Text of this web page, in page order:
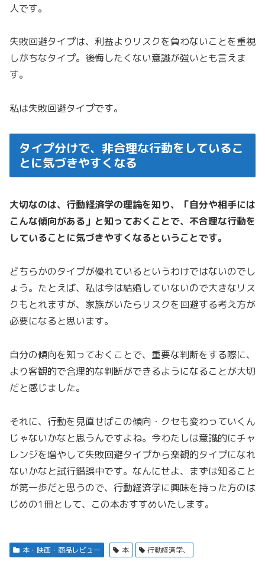
人です。
失敗回避タイプは、利益よりリスクを負わないことを重視
しがちなタイプ。後悔したくない意識が強いとも言えま
す。
私は失敗回避タイプです。
タイプ分けで、非合理な行動をしているこ
とに気づきやすくなる
大切なのは、行動経済学の理論を知り、「自分や相手には
こんな傾向がある」と知っておくことで、不合理な行動を
していることに気づきやすくなるということです。
どちらかのタイプが優れているというわけではないのでし
ょう。たとえば、私は今は結婚していないので大きなリス
クもとれますが、家族がいたらリスクを回避する考え方が
必要になると思います。
自分の傾向を知っておくことで、重要な判断をする際に、
より客観的で合理的な判断ができるようになることが大切
だと感じました。
それに、行動を見直せばこの傾向・クセも変わっていくん
じゃないかなと思うんですよね。今わたしは意識的にチャ
レンジを増やして失敗回避タイプから楽観的タイプになれ
ないかなと試行錯誤中です。なんにせよ、まずは知ること
が第一歩だと思うので、行動経済学に興味を持った方のは
じめの1冊として、この本おすすめいたします。
本・映画・商品レビュー 本 行動経済学、